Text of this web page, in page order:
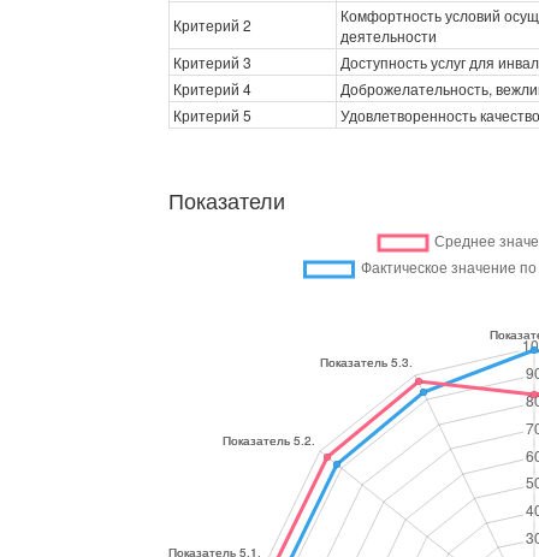
Критерий 2
Комфортность условий
деятельности
Критерий 3
Доступность услуг для
Критерий 4
Доброжелательность,
Критерий 5
Удовлетворенность
Показатели